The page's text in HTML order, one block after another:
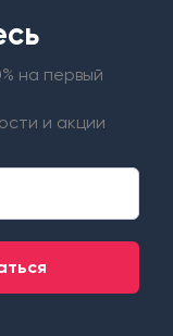
на первый
и акции